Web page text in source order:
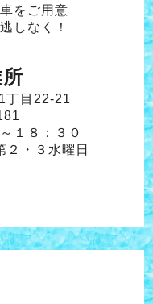
をご用意
しなく！
丁目22-21
１８：３０
２・３水曜日